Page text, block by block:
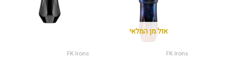
אזל מן המלאי
FK Irons
FK Irons